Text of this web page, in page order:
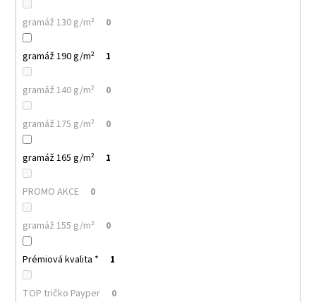
gramáž 130 g/m² 0
gramáž 190 g/m² 1
gramáž 140 g/m² 0
gramáž 175 g/m² 0
gramáž 165 g/m² 1
PROMO AKCE 0
gramáž 155 g/m² 0
Prémiová kvalita * 1
TOP tričko Payper 0